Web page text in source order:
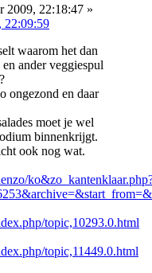
2009, 22:18:47 »
22:09:59
waarom het dan
ander veggiespul
ongezond en daar
moet je wel
binnenkrijgt.
ook nog wat.
topic,10293.0.html
topic,11449.0.html